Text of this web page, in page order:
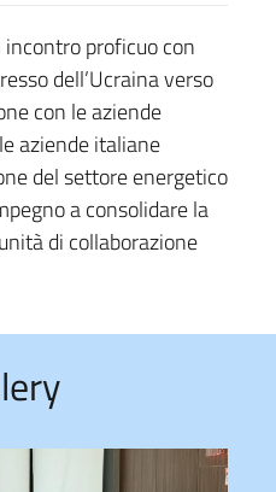
incontro proficuo con
dell’Ucraina verso
con le aziende
aziende italiane
del settore energetico
a consolidare la
di collaborazione